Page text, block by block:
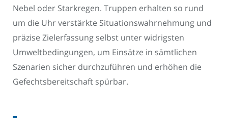
Nebel oder Starkregen. Truppen erhalten so rund
um die Uhr verstärkte Situationswahrnehmung und
präzise Zielerfassung selbst unter widrigsten
Umweltbedingungen, um Einsätze in sämtlichen
Szenarien sicher durchzuführen und erhöhen die
Gefechtsbereitschaft spürbar.